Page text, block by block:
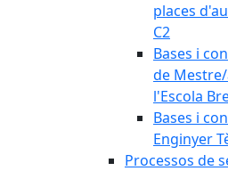
places
C2
Bases i
de
l'Escola
Bases i
Enginyer
Processos de